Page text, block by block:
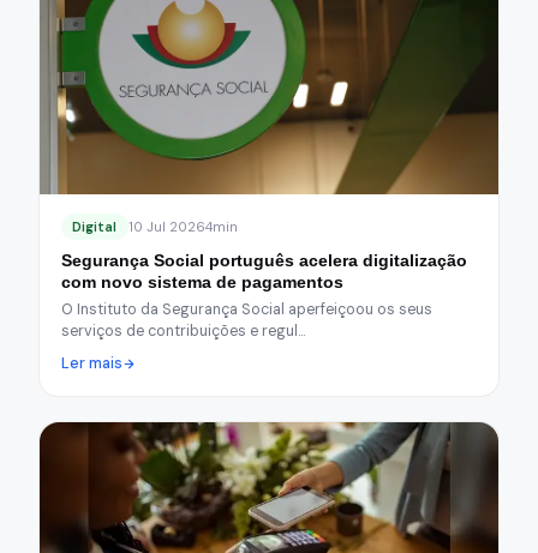
Digital 10 Jul 20264min
Segurança Social português acelera digitalização
com novo sistema de pagamentos
O Instituto da Segurança Social aperfeiçoou os seus
serviços de contribuições e regul…
Ler mais